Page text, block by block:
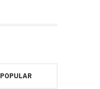
POPULAR